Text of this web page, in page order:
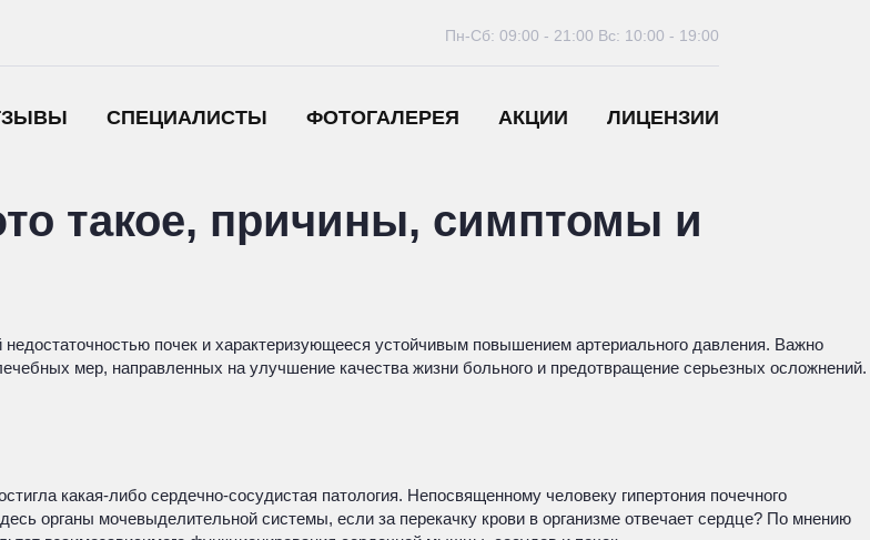
СПЕЦИАЛИСТЫ ФОТОГАЛЕРЕЯ АКЦИИ ЛИЦЕНЗИИ
Пн-Сб: 09:00 - 21:00 Вс: 10:00 - 19:00
такое, причины, симптомы и
почек и характеризующееся устойчивым повышением артериального давления. Важно
мер, направленных на улучшение качества жизни больного и предотвращение серьезных осложнений.
какая-либо сердечно-сосудистая патология. Непосвященному человеку гипертония почечного
органы мочевыделительной системы, если за перекачку крови в организме отвечает сердце? По мнению